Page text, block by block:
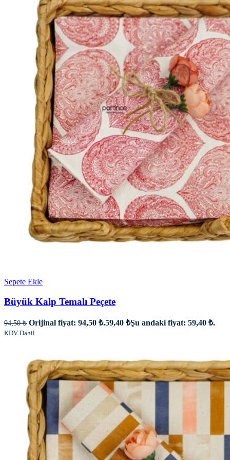
Sepete Ekle
Büyük Kalp Temalı Peçete
94,50₺ Orijinal fiyat: 94,50 ₺.59,40 ₺Şu andaki fiyat: 59,40 ₺.
KDV Dahil